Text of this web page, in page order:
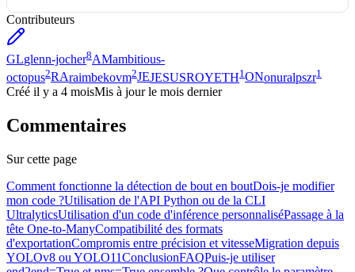
Contributeurs
GLglenn-jocher8AMambitious-
octopus2RAraimbekovm2JEJESUSROYETH1 ONonuralpszr1
Créé il y a 4 moisMis à jour le mois dernier
Commentaires
Sur cette page
Comment fonctionne la détection de bout en boutDois-je modifier
mon code ?Utilisation de l'API Python ou de la CLI
UltralyticsUtilisation d'un code d'inférence personnaliséPassage à la
tête One-to-ManyCompatibilité des formats
d'exportationCompromis entre précision et vitesseMigration depuis
YOLOv8 ou YOLO11ConclusionFAQPuis-je utiliser